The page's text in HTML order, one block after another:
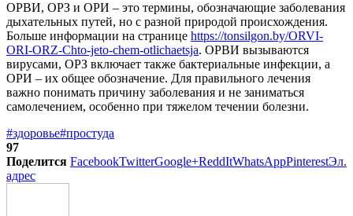
ОРВИ, ОРЗ и ОРИ – это термины, обозначающие заболевания
дыхательных путей, но с разной природой происхождения.
Больше информации на странице https://tonsilgon.by/ORVI-
ORI-ORZ-Chto-jeto-chem-otlichaetsja. ОРВИ вызываются
вирусами, ОРЗ включает также бактериальные инфекции, а
ОРИ – их общее обозначение. Для правильного лечения
важно понимать причину заболевания и не заниматься
самолечением, особенно при тяжелом течении болезни.
#здоровье#простуда
97
Поделится FacebookTwitterGoogle+ReddItWhatsAppPinterestЭл.
адрес